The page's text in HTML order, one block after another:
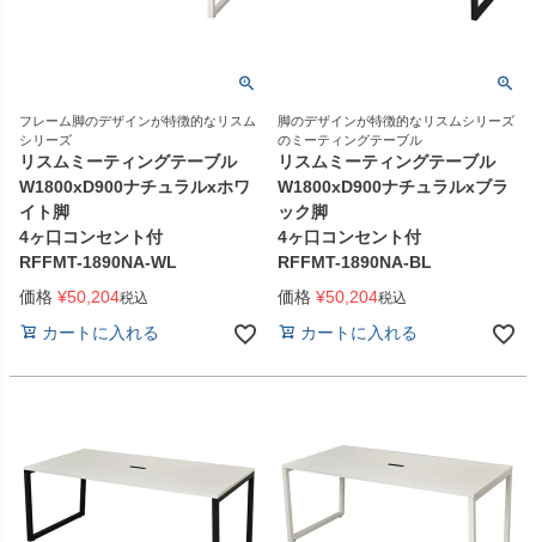
フレーム脚のデザインが特徴的なリスム
シリーズ
リスムミーティングテーブル
W1800xD900ナチュラルxホワ
イト脚
4ヶ口コンセント付
RFFMT-1890NA-WL
価格 ¥50,204税込
カートに入れる
脚のデザインが特徴的なリスムシリーズ
のミーティングテーブル
リスムミーティングテーブル
W1800xD900ナチュラルxブラ
ック脚
4ヶ口コンセント付
RFFMT-1890NA-BL
価格 ¥50,204税込
カートに入れる